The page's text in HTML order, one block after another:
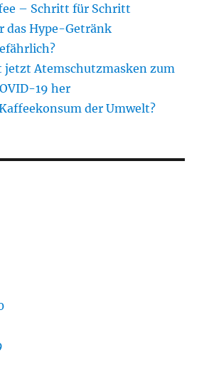
– Schritt für Schritt
das Hype-Getränk
Atemschutzmasken zum
19 her
der Umwelt?